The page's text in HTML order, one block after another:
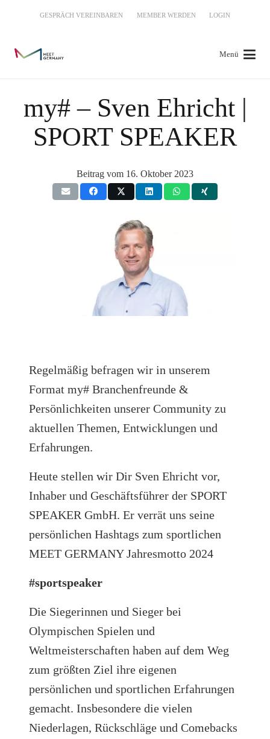
GESPRÄCH VEREINBAREN MEMBER WERDEN LOGIN
Menü
my# – Sven Ehricht |
SPORT SPEAKER
Beitrag vom 16. Oktober 2023
Regelmäßig befragen wir in unserem
Format my# Branchenfreunde &
Persönlichkeiten unserer Community zu
aktuellen Themen, Entwicklungen und
Erfahrungen.
Heute stellen wir Dir Sven Ehricht vor,
Inhaber und Geschäftsführer der SPORT
SPEAKER GmbH. Er verrät uns seine
persönlichen Hashtags zum sportlichen
MEET GERMANY Jahresmotto 2024
#sportspeaker
Die Siegerinnen und Sieger bei
Olympischen Spielen und
Weltmeisterschaften haben auf dem Weg
zum größten Ziel ihre eigenen
persönlichen und sportlichen Erfahrungen
gemacht. Insbesondere die vielen
Niederlagen, Rückschläge und Comebacks